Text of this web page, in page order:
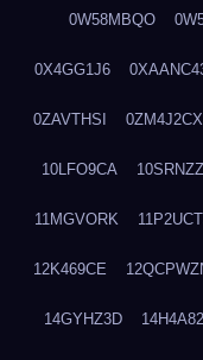
0W58MBQO
0X4GG1J6
0ZAVTHSI 0ZM4J2CX
10LFO9CA
11MGVORK
12K469CE
14GYHZ3D